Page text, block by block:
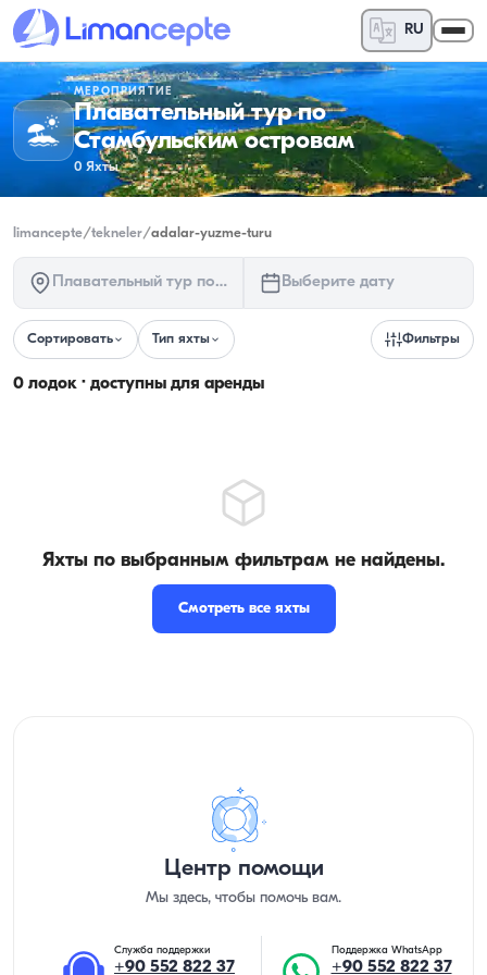
RU
МЕРОПРИЯТИЕ
Плавательный тур по
Стамбульским островам
0 Яхты
limancepte/tekneler/adalar-yuzme-turu
Плавательный тур по Стамбульским островам
Выберите дату
Сортировать Тип яхты Фильтры
0 лодок · доступны для аренды
Яхты по выбранным фильтрам не найдены.
Смотреть все яхты
Центр помощи
Мы здесь, чтобы помочь вам.
Служба поддержки
+90 552 822 37
Поддержка WhatsApp
+90 552 822 37